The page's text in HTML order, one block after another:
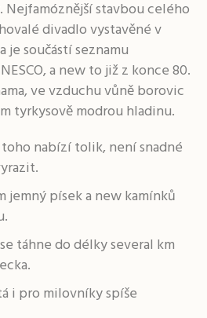
stavbou celého
divadlo vystavěné v
je součástí seznamu
a new to již z konce 80.
ve vzduchu vůně borovic
tyrkysově modrou hladinu.
nabízí tolik, není snadné
jemný písek a new kamínků
táhne do délky several km
i pro milovníky spíše